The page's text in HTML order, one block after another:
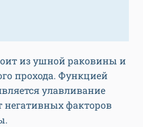
из ушной раковины и
прохода. Функцией
улавливание
негативных факторов